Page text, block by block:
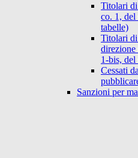
Titolari
co. 1, del
tabelle)
Titolari
1-bis,
Cessati
Sanzioni per